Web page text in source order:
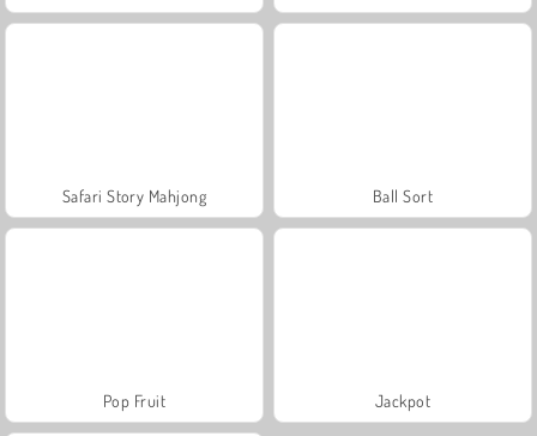
Safari Story Mahjong Ball Sort
Pop Fruit Jackpot